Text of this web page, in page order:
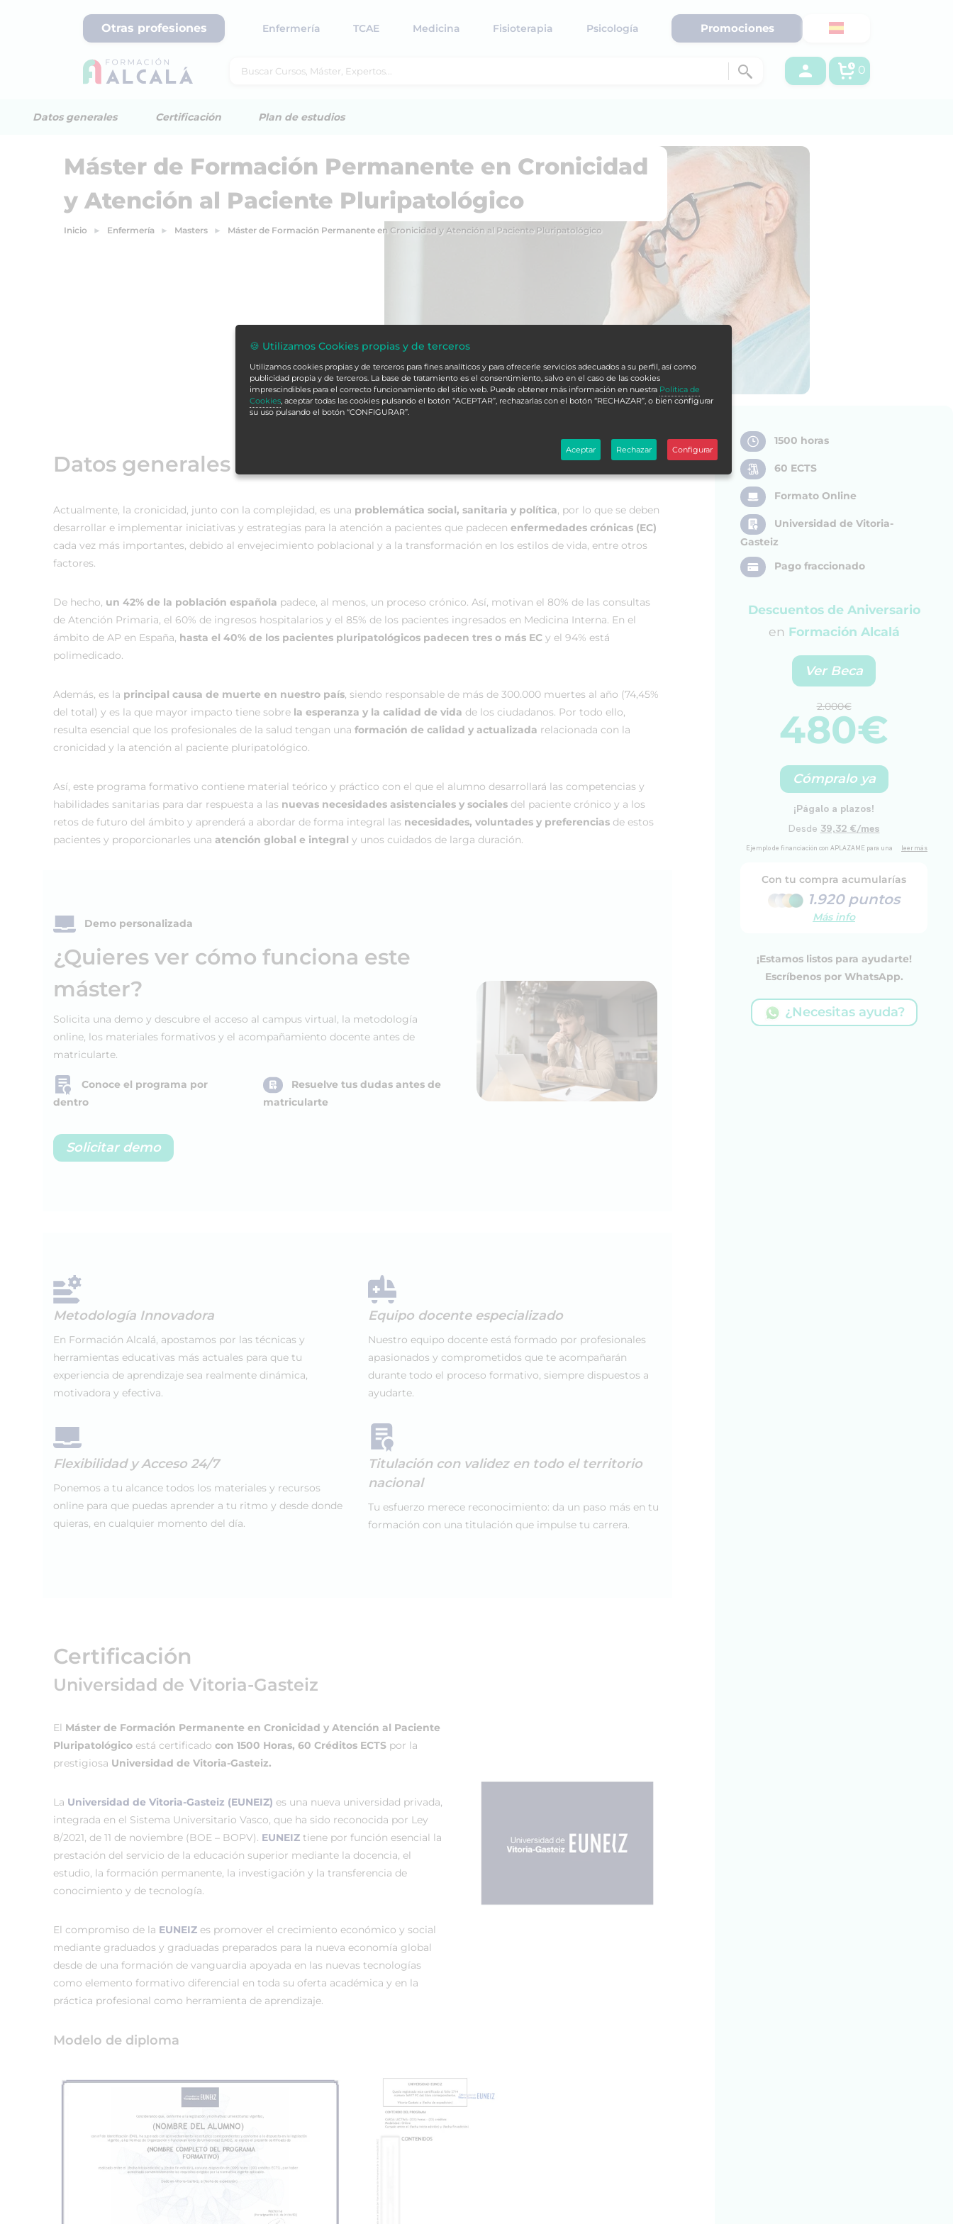
Otras profesiones Enfermería TCAE Medicina Fisioterapia Psicología Promociones
0
Datos generales Certificación Plan de estudios
Máster de Formación Permanente en Cronicidad
y Atención al Paciente Pluripatológico
Inicio Enfermería Masters Máster de Formación Permanente en Cronicidad y Atención al Paciente Pluripatológico
Datos generales
Actualmente, la cronicidad, junto con la complejidad, es una problemática social, sanitaria y política, por lo que se deben
desarrollar e implementar iniciativas y estrategias para la atención a pacientes que padecen enfermedades crónicas (EC)
cada vez más importantes, debido al envejecimiento poblacional y a la transformación en los estilos de vida, entre otros
factores.
De hecho, un 42% de la población española padece, al menos, un proceso crónico. Así, motivan el 80% de las consultas
de Atención Primaria, el 60% de ingresos hospitalarios y el 85% de los pacientes ingresados en Medicina Interna. En el
ámbito de AP en España, hasta el 40% de los pacientes pluripatológicos padecen tres o más EC y el 94% está
polimedicado.
Además, es la principal causa de muerte en nuestro país, siendo responsable de más de 300.000 muertes al año (74,45%
del total) y es la que mayor impacto tiene sobre la esperanza y la calidad de vida de los ciudadanos. Por todo ello,
resulta esencial que los profesionales de la salud tengan una formación de calidad y actualizada relacionada con la
cronicidad y la atención al paciente pluripatológico.
Así, este programa formativo contiene material teórico y práctico con el que el alumno desarrollará las competencias y
habilidades sanitarias para dar respuesta a las nuevas necesidades asistenciales y sociales del paciente crónico y a los
retos de futuro del ámbito y aprenderá a abordar de forma integral las necesidades, voluntades y preferencias de estos
pacientes y proporcionarles una atención global e integral y unos cuidados de larga duración.
Demo personalizada
¿Quieres ver cómo funciona este
máster?
Solicita una demo y descubre el acceso al campus virtual, la metodología
online, los materiales formativos y el acompañamiento docente antes de
matricularte.
Conoce el programa por
dentro
Resuelve tus dudas antes de
matricularte
Solicitar demo
Metodología Innovadora
En Formación Alcalá, apostamos por las técnicas y
herramientas educativas más actuales para que tu
experiencia de aprendizaje sea realmente dinámica,
motivadora y efectiva.
Flexibilidad y Acceso 24/7
Ponemos a tu alcance todos los materiales y recursos
online para que puedas aprender a tu ritmo y desde donde
quieras, en cualquier momento del día.
Equipo docente especializado
Nuestro equipo docente está formado por profesionales
apasionados y comprometidos que te acompañarán
durante todo el proceso formativo, siempre dispuestos a
ayudarte.
Titulación con validez en todo el territorio
nacional
Tu esfuerzo merece reconocimiento: da un paso más en tu
formación con una titulación que impulse tu carrera.
Certificación
Universidad de Vitoria-Gasteiz
El Máster de Formación Permanente en Cronicidad y Atención al Paciente
Pluripatológico está certificado con 1500 Horas, 60 Créditos ECTS por la
prestigiosa Universidad de Vitoria-Gasteiz.
La Universidad de Vitoria-Gasteiz (EUNEIZ) es una nueva universidad privada,
integrada en el Sistema Universitario Vasco, que ha sido reconocida por Ley
8/2021, de 11 de noviembre (BOE – BOPV). EUNEIZ tiene por función esencial la
prestación del servicio de la educación superior mediante la docencia, el
estudio, la formación permanente, la investigación y la transferencia de
conocimiento y de tecnología.
El compromiso de la EUNEIZ es promover el crecimiento económico y social
mediante graduados y graduadas preparados para la nueva economía global
desde de una formación de vanguardia apoyada en las nuevas tecnologías
como elemento formativo diferencial en toda su oferta académica y en la
práctica profesional como herramienta de aprendizaje.
Modelo de diploma
1500 horas
60 ECTS
Formato Online
Universidad de Vitoria-
Gasteiz
Pago fraccionado
Descuentos de Aniversario
en Formación Alcalá
Ver Beca
2.000€
480€
Cómpralo ya
Con tu compra acumularías
1.920 puntos
Más info
¡Estamos listos para ayudarte!
Escríbenos por WhatsApp.
¿Necesitas ayuda?
🍪 Utilizamos Cookies propias y de terceros
Utilizamos cookies propias y de terceros para fines analíticos y para ofrecerle servicios adecuados a su perfil, así como
publicidad propia y de terceros. La base de tratamiento es el consentimiento, salvo en el caso de las cookies
imprescindibles para el correcto funcionamiento del sitio web. Puede obtener más información en nuestra Política de
Cookies, aceptar todas las cookies pulsando el botón “ACEPTAR”, rechazarlas con el botón “RECHAZAR”, o bien configurar
su uso pulsando el botón “CONFIGURAR”.
Aceptar Rechazar Configurar